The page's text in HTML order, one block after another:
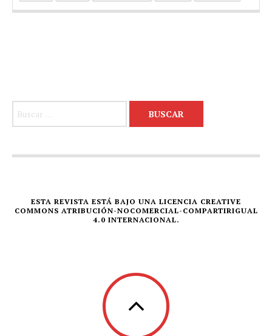
ESTA REVISTA ESTÁ BAJO UNA LICENCIA CREATIVE
COMMONS ATRIBUCIÓN-NOCOMERCIAL-COMPARTIRIGUAL
4.0 INTERNACIONAL.